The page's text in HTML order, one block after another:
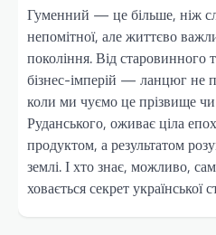
Гуменний — це більше, ніж
непомітної, але життєво
покоління. Від старовинного
бізнес-імперій — ланцюг не
коли ми чуємо це прізвище
Руданського, оживає ціла
продуктом, а результатом
землі. І хто знає, можливо,
ховається секрет української